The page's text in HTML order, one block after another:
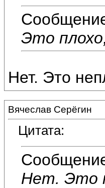
Это
Нет. Это
Вячеслав Серёгин
Цитата:
Нет. Это